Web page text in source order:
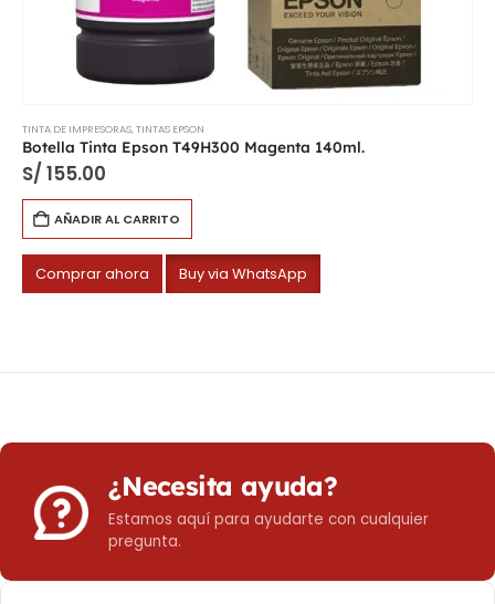
TINTA DE IMPRESORAS,TINTAS EPSON
Botella Tinta Epson T49H300 Magenta 140ml.
S/ 155.00
AÑADIR AL CARRITO
Comprar ahora Buy via WhatsApp
¿Necesita ayuda?
Estamos aquí para ayudarte con cualquier
pregunta.